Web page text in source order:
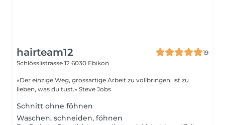
hairteam12
19
Schlösslistrasse 12 6030 Ebikon
«Der einzige Weg, grossartige Arbeit zu vollbringen, ist zu
lieben, was du tust.» Steve Jobs
Schnitt ohne föhnen
Waschen, schneiden, föhnen